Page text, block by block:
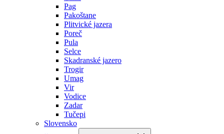
Pag
Pakoštane
Plitvické jazera
Poreč
Pula
Selce
Skadranské jazero
Trogir
Umag
Vir
Vodice
Zadar
Tučepi
Slovensko